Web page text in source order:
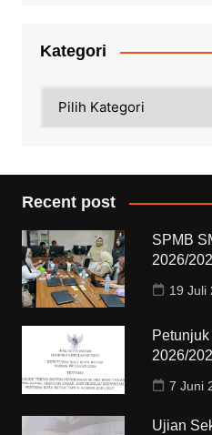
Kategori
Recent post
SPMB
2026/
19 Juli
2026/
7 Juni
Ujian